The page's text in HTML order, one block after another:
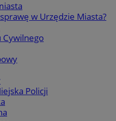
sprawę w Urzędzie Miasta?
Cywilnego
Policji